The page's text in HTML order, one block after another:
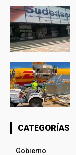
CATEGORÍAS
Gobierno